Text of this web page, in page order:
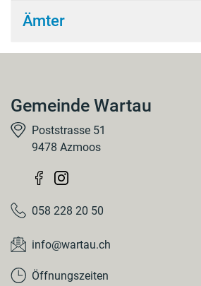
Ämter
Gemeinde Wartau
Poststrasse 51
9478 Azmoos
058 228 20 50
info@wartau.ch
Öffnungszeiten